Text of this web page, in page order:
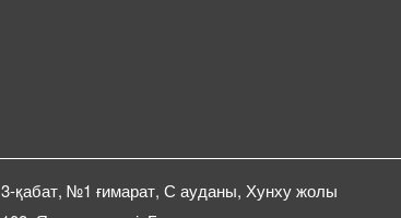
3-қабат, №1 ғимарат, С ауданы, Хунху жолы